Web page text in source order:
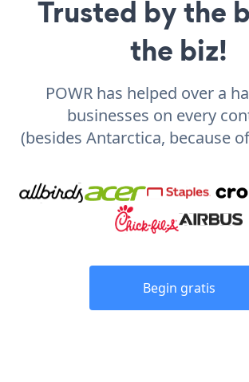
Trusted by the
the biz!
POWR has helped over a
businesses on every
(besides Antarctica, because
Begin gratis